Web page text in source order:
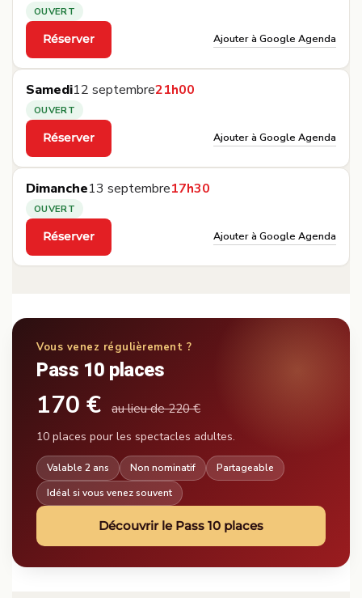
OUVERT
Réserver
·
Ajouter à Google Agenda
Samedi12 septembre21h00
OUVERT
Réserver
·
Ajouter à Google Agenda
Dimanche13 septembre17h30
OUVERT
Réserver
·
Ajouter à Google Agenda
Vous venez régulièrement ?
Pass 10 places
170 € au lieu de 220 €
10 places pour les spectacles adultes.
Valable 2 ans Non nominatif
Partageable
Idéal si vous venez souvent
Découvrir le Pass 10 places